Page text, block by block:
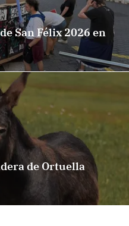
San Félix 2026 en
de Ortuella